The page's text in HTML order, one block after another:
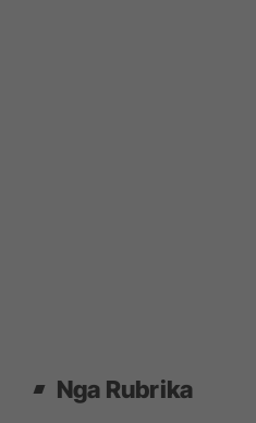
Nga Rubrika